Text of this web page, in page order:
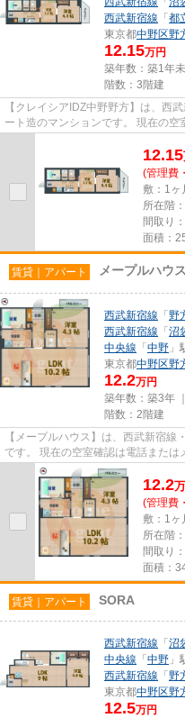
西武新宿線 「 都
東京都中野区野
12.15万円
築年数：築1年
階数：3階建
【クレイシアIDZ中野野方】は、西
ート造のマンションです。 現在の空室確認は電話またはメールにてお問い合わせ
12.15
(管理費
敷：1ヶ
所在階
間取り
面積：
賃貸｜アパート メープルハウス
西武新宿線 「 野
西武新宿線 「 沼
中央線 「 中野 」
東京都中野区野
12.2万円
築年数：築3年
階数：2階建
【メープルハウス】は、西武新宿
です。 現在の空室確認は電話またはメールにてお問い合わせください。 退去前情
報を含めきちんと確認の上...
12.2万
(管理費
敷：1ヶ
所在階
間取り
面積：
賃貸｜アパート SORA
西武新宿線 「 沼
中央線 「 中野 」
西武新宿線 「 野
東京都中野区野
12.5万円